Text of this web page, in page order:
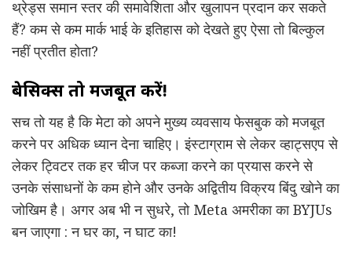
थ्रेड्स समान स्तर की समावेशिता और खुलापन प्रदान कर सकते
हैं? कम से कम मार्क भाई के इतिहास को देखते हुए ऐसा तो बिल्कुल
नहीं प्रतीत होता?
बेसिक्स तो मजबूत करें!
सच तो यह है कि मेटा को अपने मुख्य व्यवसाय फेसबुक को मजबूत
करने पर अधिक ध्यान देना चाहिए। इंस्टाग्राम से लेकर व्हाट्सएप से
लेकर ट्विटर तक हर चीज पर कब्जा करने का प्रयास करने से
उनके संसाधनों के कम होने और उनके अद्वितीय विक्रय बिंदु खोने का
जोखिम है। अगर अब भी न सुधरे, तो Meta अमरीका का BYJUs
बन जाएगा : न घर का, न घाट का!